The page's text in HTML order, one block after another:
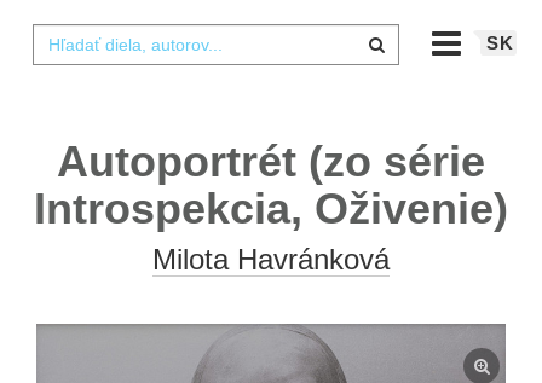
SK
Autoportrét (zo série
Introspekcia, Oživenie)
Milota Havránková